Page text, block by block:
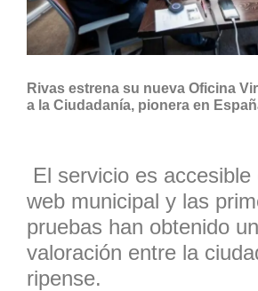
Rivas estrena su nueva Oficina
a la Ciudadanía, pionera en
El servicio es accesible
web municipal y las
pruebas han obtenido
valoración entre la
ripense.